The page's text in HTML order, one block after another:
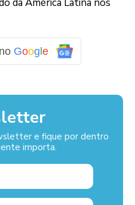
Goog e
e fique por dentro
importa.